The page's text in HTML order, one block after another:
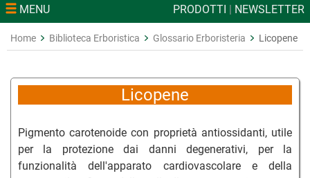
MENU PRODOTTI | NEWSLETTER
Home Biblioteca Erboristica Glossario Erboristeria Licopene
Licopene
Pigmento carotenoide con proprietà antiossidanti, utile
per la protezione dai danni degenerativi, per la
funzionalità dell'apparato cardiovascolare e della